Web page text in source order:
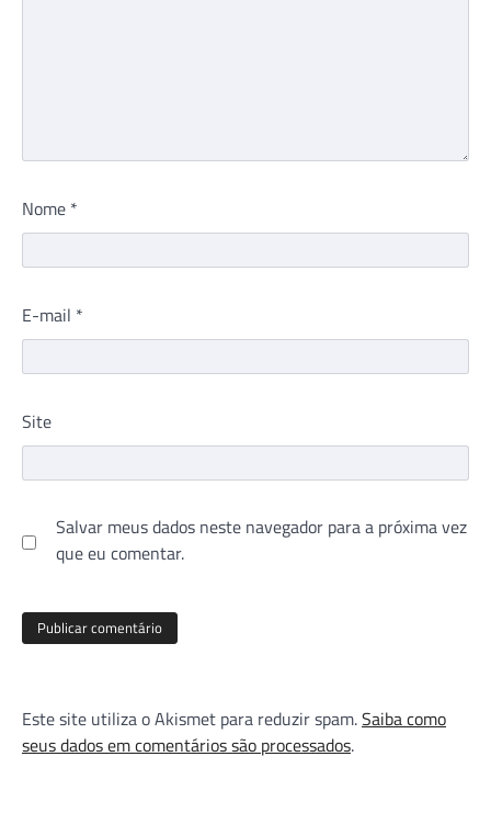
Nome *
E-mail *
Site
Salvar meus dados neste navegador para a próxima vez
que eu comentar.
Este site utiliza o Akismet para reduzir spam.Saiba como
seus dados em comentários são processados.